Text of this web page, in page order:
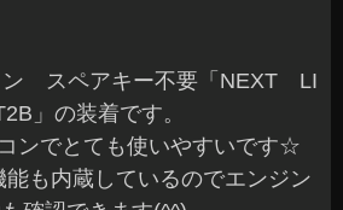
ン スペアキー不要「NEXT LI
」の装着です。
ンでとても使いやすいです☆
も内蔵しているのでエンジン